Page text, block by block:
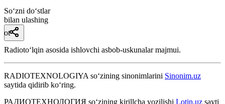
So‘zni do‘stlar
bilan ulashing
ot
Radiotoʻlqin asosida ishlovchi asbob-uskunalar majmui.
RADIOTEXNOLOGIYA so‘zining sinonimlarini Sinonim.uz
saytida qidirib ko‘ring.
РАДИОТЕХНОЛОГИЯ so‘zining kirillcha yozilishi Lotin.uz sayti